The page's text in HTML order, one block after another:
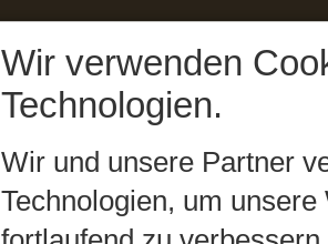
Wir verwenden
Technologien.
Wir und unsere Partner
Technologien, um